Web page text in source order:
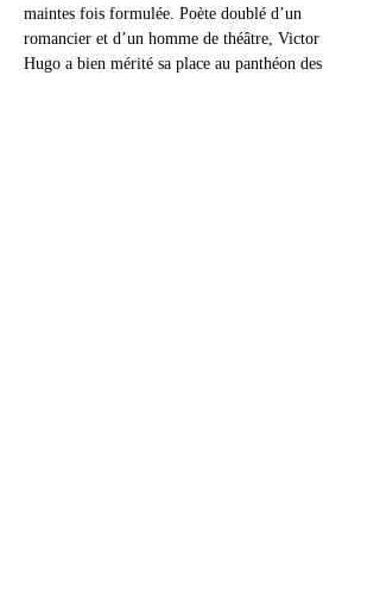
maintes fois formulée. Poète doublé d’un
romancier et d’un homme de théâtre, Victor
Hugo a bien mérité sa place au panthéon des